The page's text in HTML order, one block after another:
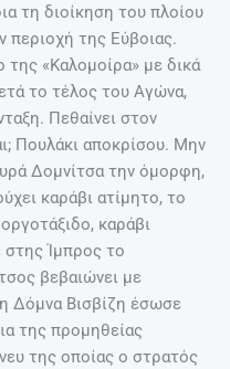
τη διοίκηση του πλοίου
περιοχή της Εύβοιας.
της «Καλομοίρα» με δικά
το τέλος του Αγώνα,
Πεθαίνει στον
Πουλάκι αποκρίσου. Μην
Δομνίτσα την όμορφη,
καράβι ατίμητο, το
καράβι
στης Ίμπρος το
βεβαιώνει με
Δόμνα Βισβίζη έσωσε
της προμηθείας
της οποίας ο στρατός